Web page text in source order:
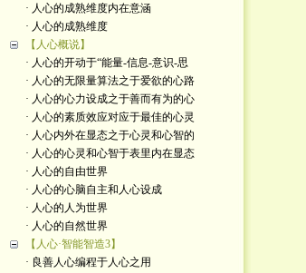
· 人心的成熟维度内在意涵
· 人心的成熟维度
【人心概说】
· 人心的开动于“能量-信息-意识-思
· 人心的无限量算法之于爱欲的心路
· 人心的心力设成之于善而有为的心
· 人心的素质效应对应于最佳的心灵
· 人心内外在显态之于心灵和心智的
· 人心的心灵和心智于表里内在显态
· 人心的自由世界
· 人心的心脑自主和人心设成
· 人心的人为世界
· 人心的自然世界
【人心·智能智造3】
· 良善人心编程于人心之用